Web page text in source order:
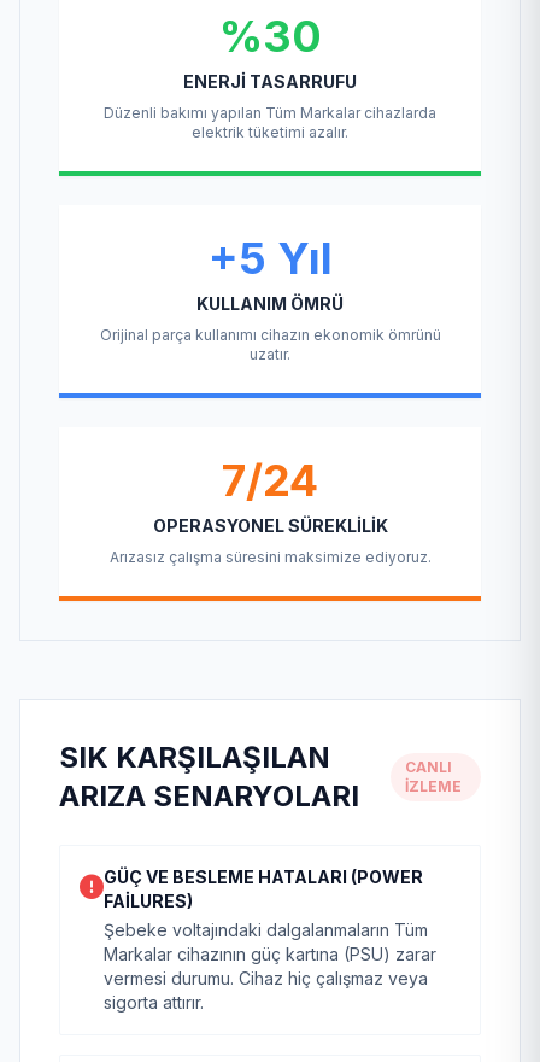
%30
ENERJI TASARRUFU
Düzenli bakımı yapılan Tüm Markalar cihazlarda
elektrik tüketimi azalır.
+5 Yıl
KULLANIM ÖMRÜ
Orijinal parça kullanımı cihazın ekonomik ömrünü
uzatır.
7/24
OPERASYONEL SÜREKLILIK
Arızasız çalışma süresini maksimize ediyoruz.
SIK KARŞILAŞILAN
ARIZA SENARYOLARI
CANLI
İZLEME
GÜÇ VE BESLEME HATALARI (POWER
FAILURES)
Şebeke voltajındaki dalgalanmaların Tüm
Markalar cihazının güç kartına (PSU) zarar
vermesi durumu. Cihaz hiç çalışmaz veya
sigorta attırır.